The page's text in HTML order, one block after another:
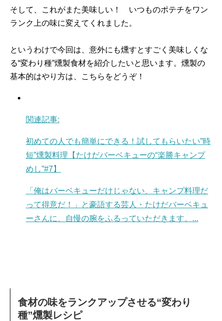
そして、これがまた美味しい！ いつものポテチをワン
ランク上の味に変えてくれました。
というわけで今回は、意外にも燻すとすごく美味しくな
る“変わり種”燻製食材を紹介したいと思います。燻製の
基本的はやり方は、こちらをどうぞ！
関連記事:
初めての人でも簡単にできる！試してもらいたい”時
短”燻製料理【たけだバーベキューの“楽勝キャンプ
めし”#7】
「俺はバーベキューだけじゃない、キャンプ料理だ
って得意だ！」と豪語する芸人・たけだバーベキュ
ーさんに、自慢の腕をふるっていただきます。...
食材の味をランクアップさせる“変わり
種”燻製レシピ